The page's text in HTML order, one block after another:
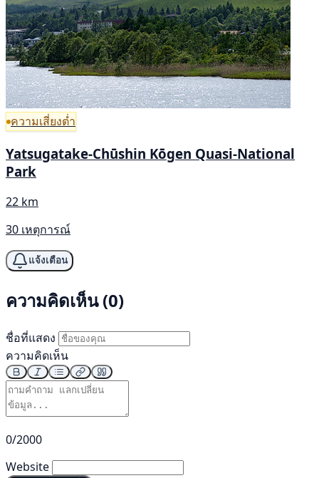
ความเสี่ยงต่ำ
Yatsugatake-Chūshin Kōgen Quasi-National
Park
22 km
30 เหตุการณ์
แจ้งเตือน
ความคิดเห็น (0)
ชื่อที่แสดง
ความคิดเห็น
0/2000
Website